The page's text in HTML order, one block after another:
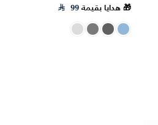
🎁 هدايا بقيمة ⃁ 99